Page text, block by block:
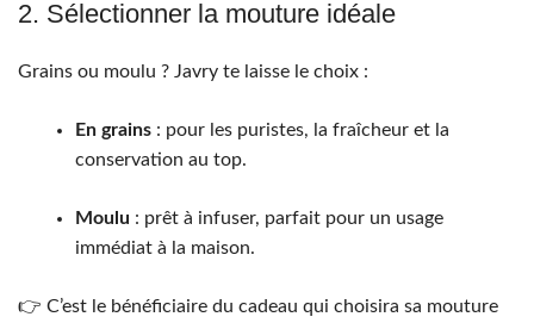
2. Sélectionner la mouture idéale
Grains ou moulu ? Javry te laisse le choix :
En grains : pour les puristes, la fraîcheur et la
conservation au top.
Moulu : prêt à infuser, parfait pour un usage
immédiat à la maison.
👉 C’est le bénéficiaire du cadeau qui choisira sa mouture